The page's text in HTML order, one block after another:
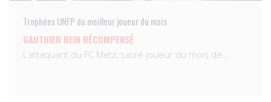
Trophées UNFP du meilleur joueur du mois
GAUTHIER HEIN RÉCOMPENSÉ
L’attaquant du FC Metz, sacré joueur du mois de…